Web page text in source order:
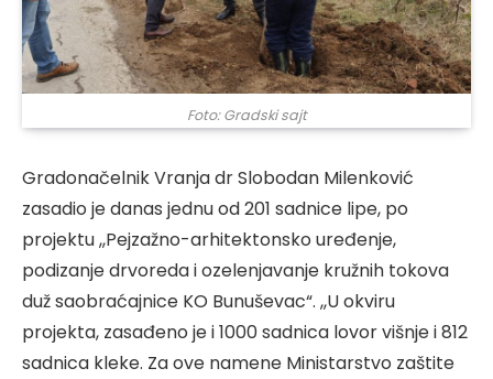
Foto: Gradski sajt
Gradonačelnik Vranja dr Slobodan Milenković
zasadio je danas jednu od 201 sadnice lipe, po
projektu ,,Pejzažno-arhitektonsko uređenje,
podizanje drvoreda i ozelenjavanje kružnih tokova
duž saobraćajnice KO Bunuševac“. ,,U okviru
projekta, zasađeno je i 1000 sadnica lovor višnje i 812
sadnica kleke. Za ove namene Ministarstvo zaštite